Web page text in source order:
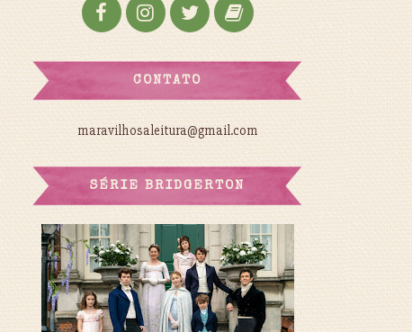
CONTATO
maravilhosaleitura@gmail.com
SÉRIE BRIDGERTON